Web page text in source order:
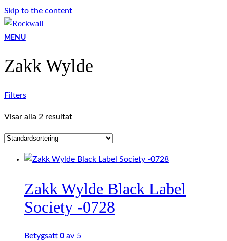
Skip to the content
MENU
Zakk Wylde
Filters
Visar alla 2 resultat
Zakk Wylde Black Label
Society -0728
Betygsatt 0 av 5